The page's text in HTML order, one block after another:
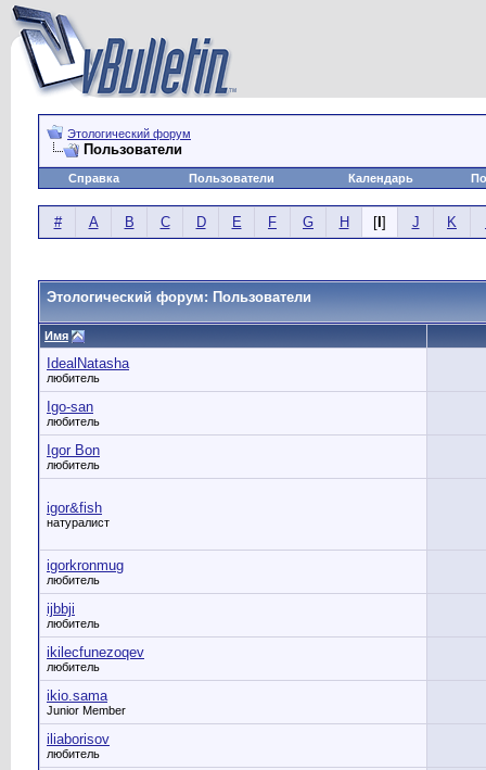
Этологический форум
Пользователи
Справка Пользователи Календарь
# A B C D E F G H [ ] J K
Этологический форум: Пользователи
Имя
IdealNatasha
любитель
Igo-san
любитель
Igor Bon
любитель
igor&fish
натуралист
igorkronmug
любитель
ijbbji
любитель
ikilecfunezoqev
любитель
ikio.sama
Junior Member
iliaborisov
любитель